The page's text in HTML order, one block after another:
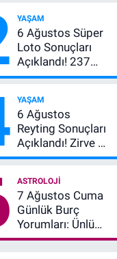
YAŞAM
6 Ağustos Süper
Loto Sonuçları
Açıklandı! 237
Milyon TL’lik
YAŞAM
6 Ağustos
Reyting Sonuçları
Açıklandı! Zirve El
Değiştirdi:
MasterChef'i
Geride Bıraktı
ASTROLOJI
7 Ağustos Cuma
Günlük Burç
Yorumları: Ünlü
Astrologlara Göre